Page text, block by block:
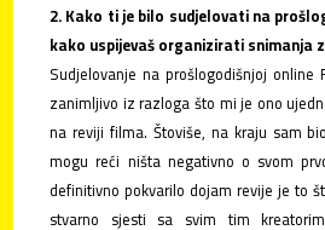
2. Kako ti je bilo sudjelovati na
kako uspijevaš organizirati snimanja
Sudjelovanje na prošlogodišnjoj
zanimljivo iz razloga što mi je ono
na reviji filma. Štoviše, na kraju sam
mogu reći ništa negativno o svom
definitivno pokvarilo dojam revije je to
stvarno sjesti sa svim tim